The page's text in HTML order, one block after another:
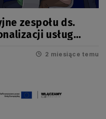
zespołu ds.
usług
2 miesiące temu